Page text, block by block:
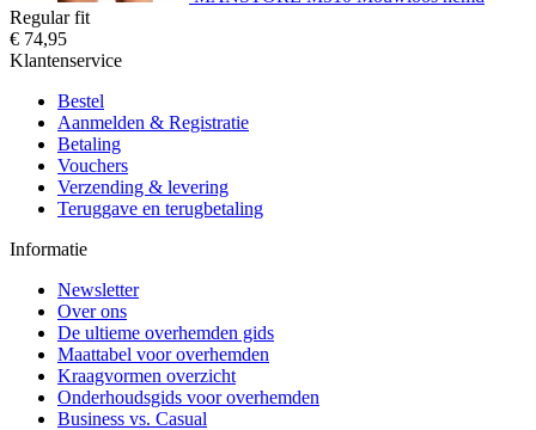
Regular fit
€ 74,95
Klantenservice
Bestel
Aanmelden & Registratie
Betaling
Vouchers
Verzending & levering
Teruggave en terugbetaling
Informatie
Newsletter
Over ons
De ultieme overhemden gids
Maattabel voor overhemden
Kraagvormen overzicht
Onderhoudsgids voor overhemden
Business vs. Casual